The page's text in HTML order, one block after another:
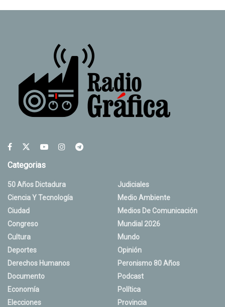
Categorias
50 Años Dictadura
Ciencia Y Tecnología
Ciudad
Congreso
Cultura
Deportes
Derechos Humanos
Documento
Economía
Elecciones
Judiciales
Medio Ambiente
Medios De Comunicación
Mundial 2026
Mundo
Opinión
Peronismo 80 Años
Podcast
Política
Provincia